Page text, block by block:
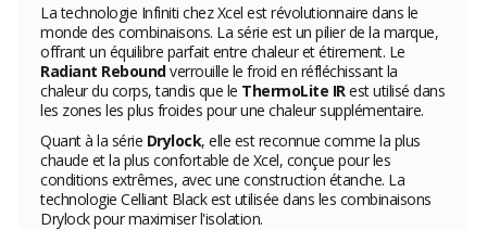
La technologie Infiniti chez Xcel est révolutionnaire dans le
monde des combinaisons. La série est un pilier de la marque,
offrant un équilibre parfait entre chaleur et étirement. Le
Radiant Reboundverrouille le froid en réfléchissant la
chaleur du corps, tandis que le ThermoLite IRest utilisé dans
les zones les plus froides pour une chaleur supplémentaire.
Quant à la série Drylock, elle est reconnue comme la plus
chaude et la plus confortable de Xcel, conçue pour les
conditions extrêmes, avec une construction étanche. La
technologie Celliant Black est utilisée dans les combinaisons
Drylock pour maximiser l'isolation.